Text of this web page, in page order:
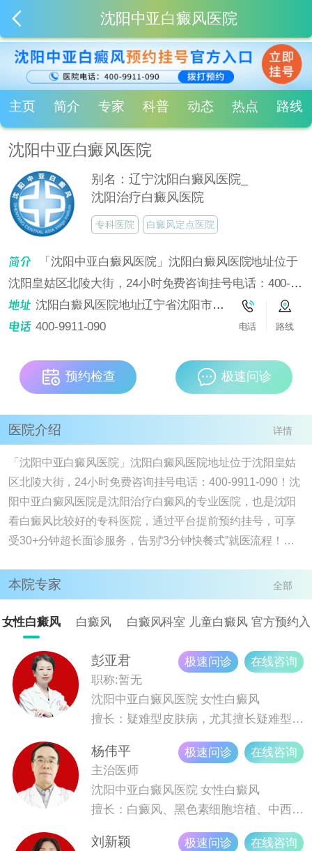
沈阳中亚白癜风医院
主页 简介 专家 科普 动态 热点 路线
沈阳中亚白癜风医院
别名：辽宁沈阳白癜风医院_
沈阳治疗白癜风医院
专科医院 白癜风定点医院
「沈阳中亚白癜风医院」沈阳白癜风医院地址位于
沈阳皇姑区北陵大街，24小时免费咨询挂号电话：400-
9911-090！沈阳中亚白癜风医院是沈阳治疗白癜风的专业
医院，也是沈阳看白癜风比较好的专科医院，通过
[详情]
沈阳白癜风医院地址辽宁省沈阳市皇姑区北陵大街6号4门（省公安厅往南走300米）
400-9911-090
电话 路线
预约检查 极速问诊
医院介绍 详情
「沈阳中亚白癜风医院」沈阳白癜风医院地址位于沈阳皇姑
区北陵大街，24小时免费咨询挂号电话：400-9911-090！沈
阳中亚白癜风医院是沈阳治疗白癜风的专业医院，也是沈阳
看白癜风比较好的专科医院，通过平台提前预约挂号，可享
受30+分钟超长面诊服务，告别“3分钟快餐式”就医流程！我
色素细胞培植技术，德国311窄谱uvb、药离子熏蒸、中药外
敷等，满足大家多样的治疗需求。沈阳治疗白癜风去沈阳中
亚白癜风医院，该医院属于白癜风治疗专科医院， 现有多个
科室，特色科室为晕痣型白癜风，复发型白癜风，儿童白癜
风，青少年白癜风等。医院坚持以患者为中心，引进的设备3
08在治疗白癜风上面取得很好的效果，探索医学技术，为白
癜风患者提供健康服务。沈阳中亚白癜风医院强势入驻挂号
平台“健康160”“健康之路”优质白癜风专业挂号平台，直接进
就医时间！
本院专家 全部
女性白癜风 白癜风 白癜风科室 儿童白癜风
科
官方预约入
口
彭亚君
职称:暂无
沈阳中亚白癜风医院女性白癜风
擅长：疑难型皮肤病，尤其擅长疑难型、久治不愈型白癜风诊疗。
极速问诊 在线咨询
杨伟平
主治医师
沈阳中亚白癜风医院女性白癜风
擅长：白癜风、黑色素细胞培植、中西医结合治疗白癜风
极速问诊 在线咨询
刘新颖 极速问诊 在线咨询